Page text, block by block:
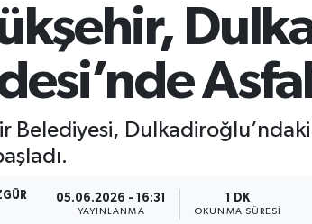
Belediyesi, Dulkadiroğlu’ndaki
05.06.2026 - 16:31
YAYINLANMA
1 DK
OKUNMA SÜRESI
ve Fikstür